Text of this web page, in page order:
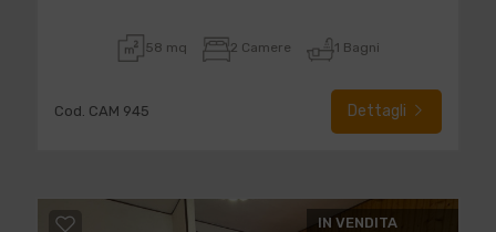
58 mq 2 Camere 1 Bagni
Cod. CAM 945 Dettagli
IN VENDITA